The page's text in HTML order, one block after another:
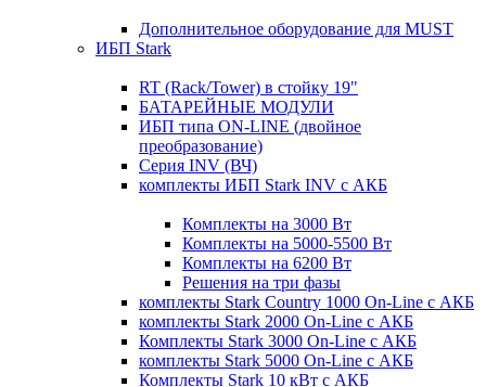
Дополнительное оборудование для MUST
ИБП Stark
RT (Rack/Tower) в стойку 19"
БАТАРЕЙНЫЕ МОДУЛИ
ИБП типа ON-LINE (двойное
преобразование)
Серия INV (ВЧ)
комплекты ИБП Stark INV с АКБ
Комплекты на 3000 Вт
Комплекты на 5000-5500 Вт
Комплекты на 6200 Вт
Решения на три фазы
комплекты Stark Country 1000 On-Line с АКБ
комплекты Stark 2000 On-Line с АКБ
Комплекты Stark 3000 On-Line с АКБ
комплекты Stark 5000 On-Line с АКБ
Комплекты Stark 10 кВт с АКБ